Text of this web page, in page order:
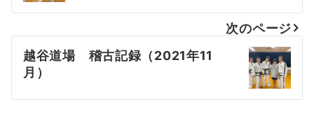
ナ
ビ
ゲ
次のページ
越谷道場 稽古記録（2021年11
月）